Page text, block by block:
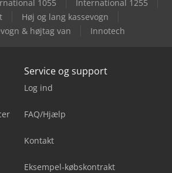
1055
International 1255
Høj og lang kassevogn
& højtag van
Innotech
Service og support
Log ind
FAQ/Hjælp
Kontakt
Eksempel-købskontrakt